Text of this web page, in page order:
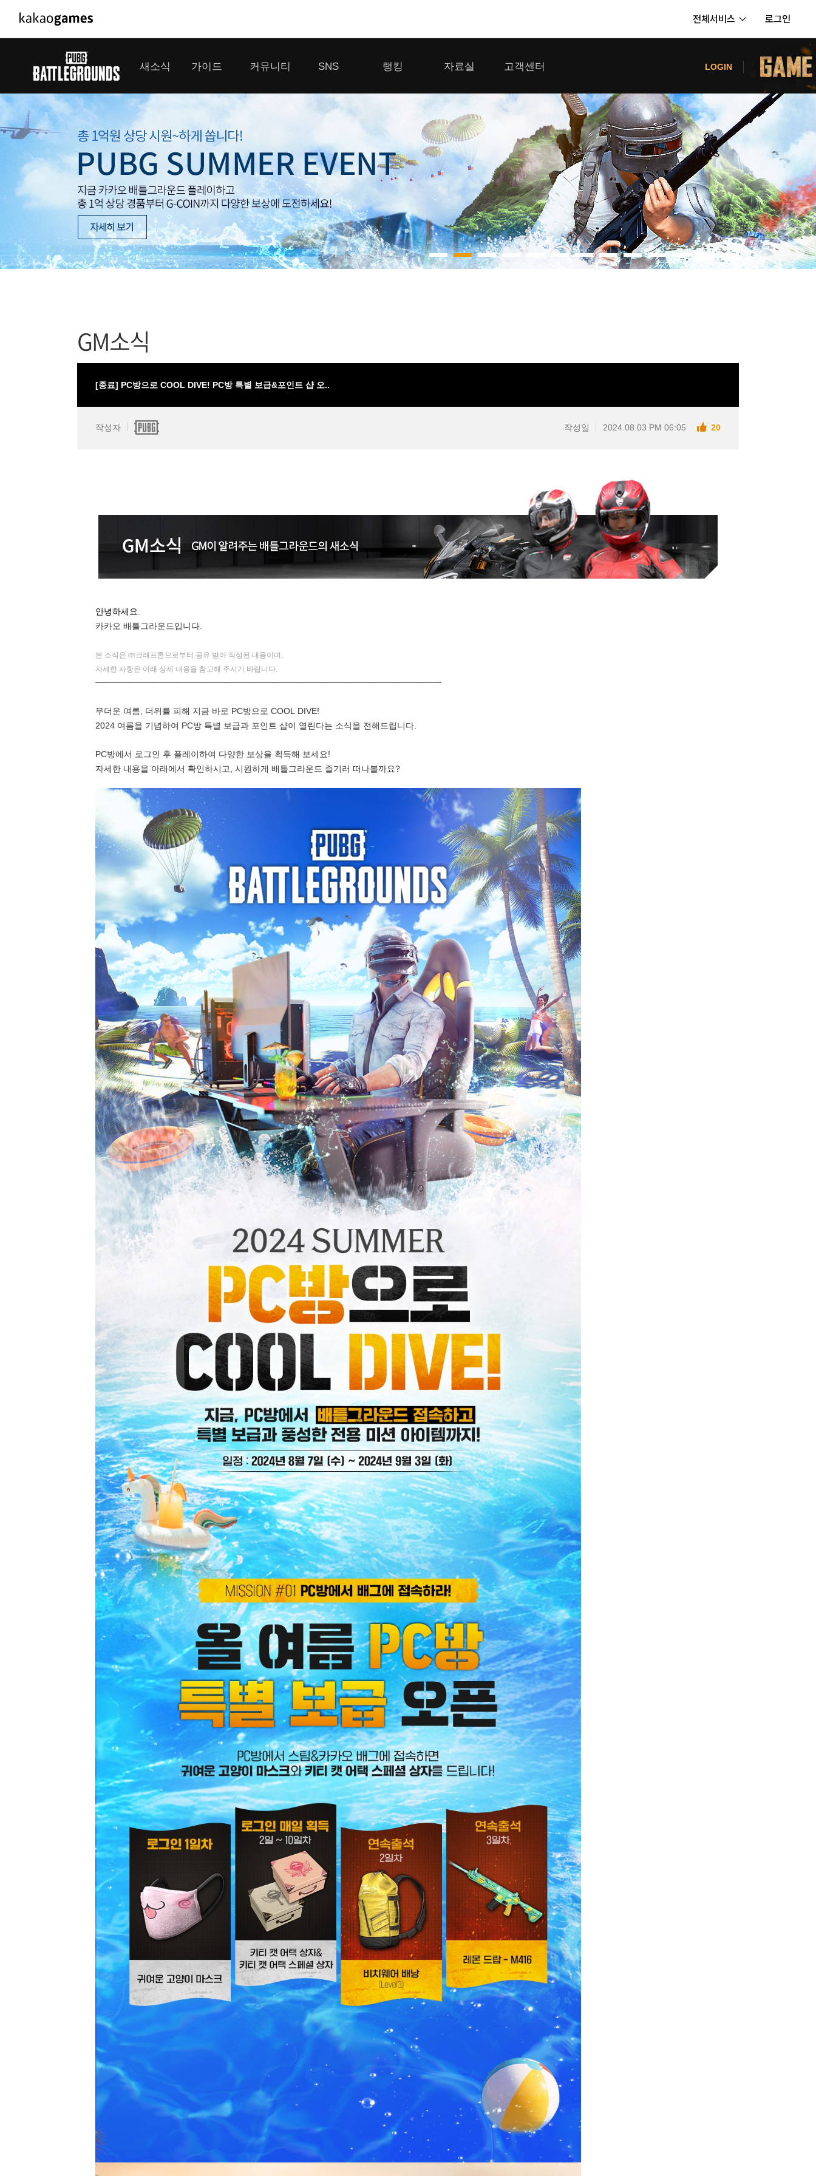
전체서비스 로그인
PC/모바일게임
도깨비의세계
오딘: 발할라 라이징
아키에이지 워
아레스 : 라이즈 오브 가디언즈
배틀그라운드
패스 오브 엑자일
우마무스메 프리티 더비
가디언 테일즈
프린세스 커넥트 Re:Dive
프렌즈팝콘
내정보
보안센터
고객센터
공지사항
카카오게임즈 PC방
게임코인
게임시간선택제
새소식
공지사항
GM소식
이벤트
업데이트
대회소식
가이드
게임 가이드
커뮤니티
미디어 게시판
클랜 라운지
모집 게시판
SNS
톡채널
랭킹
클랜 생존 리더보드
내 전적 히스토리
자료실
다운로드
고객센터
이용제한 이의신청
보안센터
LOGIN
GM소식
[종료] PC방으로 COOL DIVE! PC방 특별 보급&포인트 샵 오..
작성자 작성일 2024.08.03 PM 06:05 20
안녕하세요.
카카오 배틀그라운드입니다.
본 소식은 ㈜크래프톤으로부터 공유 받아 작성된 내용이며,
자세한 사항은 아래 상세 내용을 참고해 주시기 바랍니다.
─────────────────────────────────────────────────────────
무더운 여름, 더위를 피해 지금 바로 PC방으로 COOL DIVE!
2024 여름을 기념하여 PC방 특별 보급과 포인트 샵이 열린다는 소식을 전해드립니다.
PC방에서 로그인 후 플레이하여 다양한 보상을 획득해 보세요!
자세한 내용을 아래에서 확인하시고, 시원하게 배틀그라운드 즐기러 떠나볼까요?